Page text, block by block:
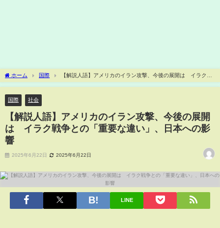
ホーム 国際
【解説人語】アメリカのイラン攻撃、今後の展開は イラク戦
争との「重要な違い」、日本への影響
国際 社会
【解説人語】アメリカのイラン攻撃、今後の展開
は イラク戦争との「重要な違い」、日本への影
響
2025年6月22日 2025年6月22日
LINE